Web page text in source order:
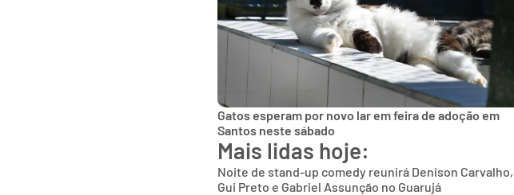
Gatos esperam por novo lar em feira de adoção em
Santos neste sábado
Mais lidas hoje:
Noite de stand-up comedy reunirá Denison Carvalho,
Gui Preto e Gabriel Assunção no Guarujá